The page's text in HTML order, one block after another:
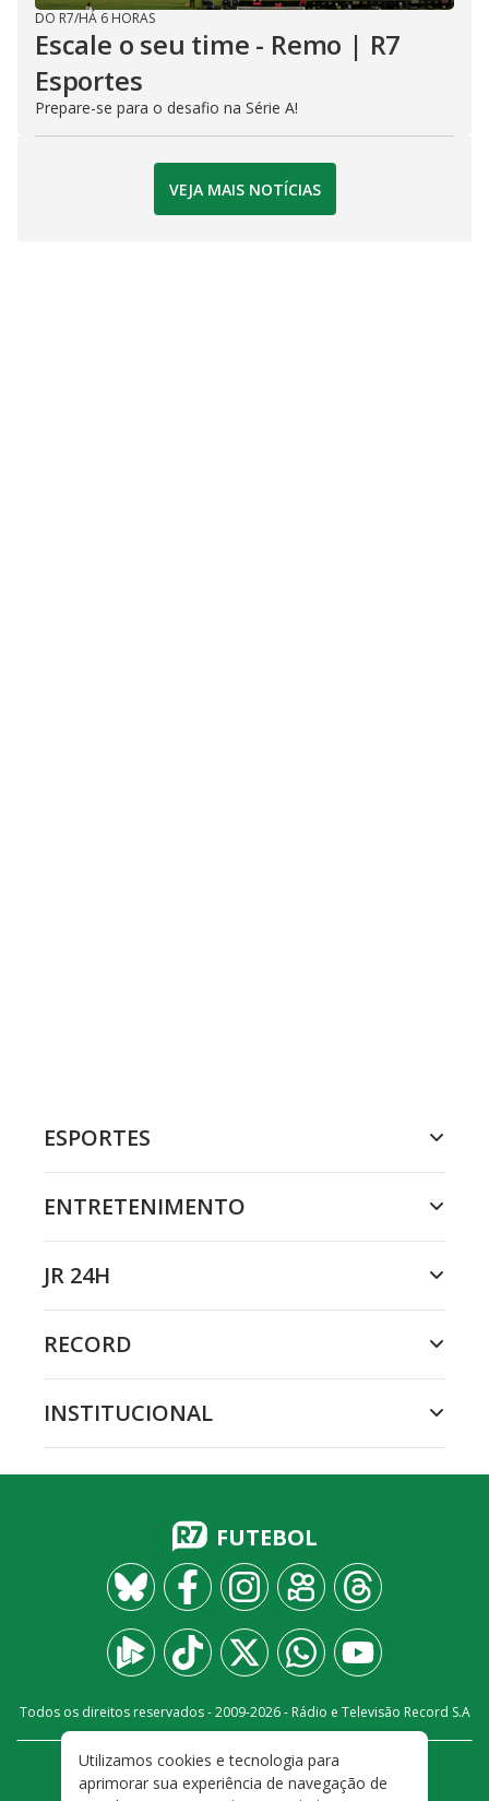
DO R7/HÁ 6 HORAS
Escale o seu time - Remo | R7
Esportes
Prepare-se para o desafio na Série A!
VEJA MAIS NOTÍCIAS
ESPORTES
ENTRETENIMENTO
JR 24H
RECORD
INSTITUCIONAL
FUTEBOL
Todos os direitos reservados - 2009-2026- Rádio e Televisão Record S.A
FALE CONOSCO
PRIVACIDADE
Utilizamos cookies e tecnologia para
aprimorar sua experiência de navegação de